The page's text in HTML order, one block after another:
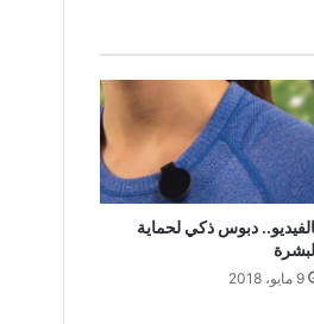
دبوس ذكي لحماية
البشرة
9 مايو، 2018